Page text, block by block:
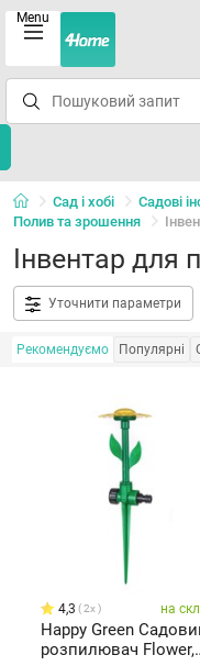
Menu
Сад і хобі
Садові
Полив та зрошення
Інвентар для
Уточнити параметри
Рекомендуємо Популярні
4,3 2x на
Happy Green
розпилювач Flower,